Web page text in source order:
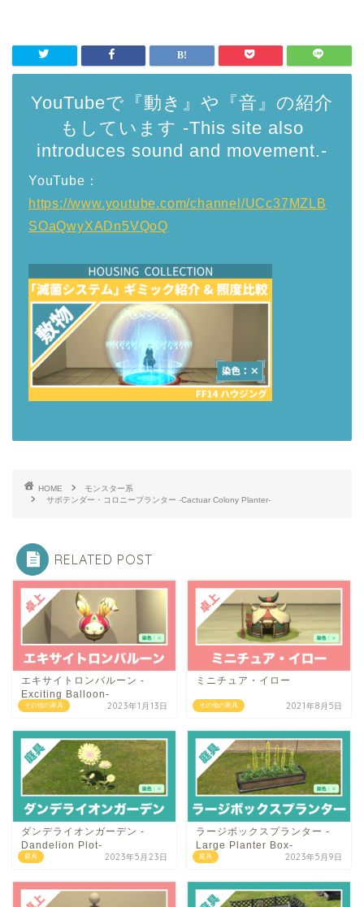
YouTubeで『動き』や『音』の紹介
もしています -This site also
introduces sound and movement.-
YouTube：
https://www.youtube.com/channel/UCc37MZLB
SOaQwyXADn5VQoQ
HOME
モンスター系
サボテンダー・コロニープランター -Cactuar Colony Planter-
RELATED POST
その他の家具
エキサイトロンバルーン -
Exciting Balloon-
2023年1月13日 その他の家具
ミニチュア・イロー
2021年8月5日
庭具
ダンデライオンガーデン -
Dandelion Plot-
2023年5月23日 庭具
ラージボックスプランター -
Large Planter Box-
2023年5月9日